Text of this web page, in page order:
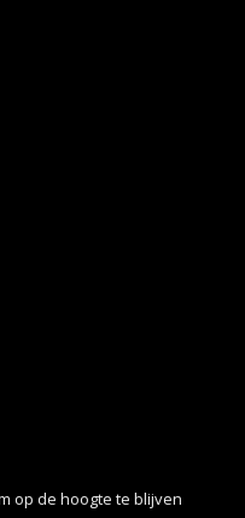
op de hoogte te blijven